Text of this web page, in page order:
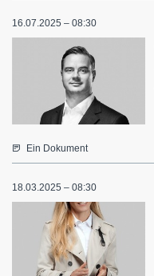
16.07.2025 – 08:30
Ein Dokument
18.03.2025 – 08:30